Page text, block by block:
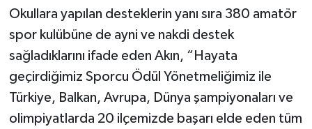
Okullara yapılan desteklerin yanı sıra 380 amatör
spor kulübüne de ayni ve nakdi destek
sağladıklarını ifade eden Akın, “Hayata
geçirdiğimiz Sporcu Ödül Yönetmeliğimiz ile
Türkiye, Balkan, Avrupa, Dünya şampiyonaları ve
olimpiyatlarda 20 ilçemizde başarı elde eden tüm